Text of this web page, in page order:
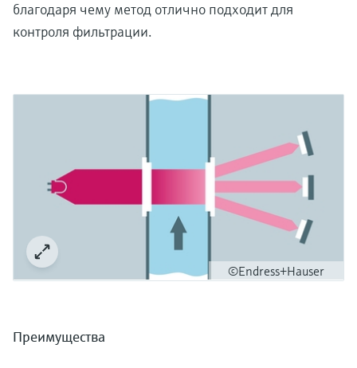
благодаря чему метод отлично подходит для
контроля фильтрации.
©Endress+Hauser
Преимущества